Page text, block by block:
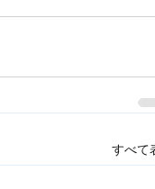
すべて